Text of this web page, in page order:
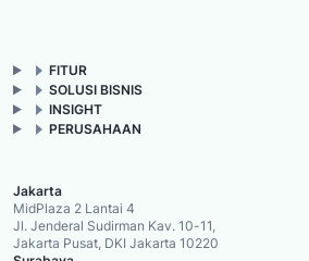
FITUR
SOLUSI BISNIS
INSIGHT
PERUSAHAAN
Jakarta
MidPlaza 2 Lantai 4
Jl. Jenderal Sudirman Kav. 10-11,
Jakarta Pusat, DKI Jakarta 10220